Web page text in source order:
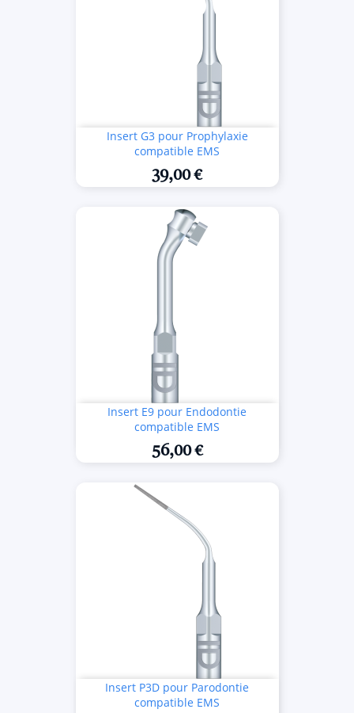
Insert G3 pour Prophylaxie
compatible EMS
39,00 €
Insert E9 pour Endodontie
compatible EMS
56,00 €
Insert P3D pour Parodontie
compatible EMS